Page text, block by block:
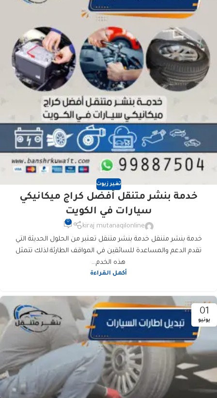
تغير زيوت
خدمة بنشر متنقل أفضل كراج ميكانيكي
سيارات في الكويت
kiraj mutanaqilonline
0
خدمة بنشر متنقل خدمة بنشر متنقل تعتبر من الحلول الحديثة التي
تقدم الدعم والمساعدة للسائقين في المواقف الطارئة.لذلك تتمثل
هذه الخدم...
أكمل القراءة
01
يونيو